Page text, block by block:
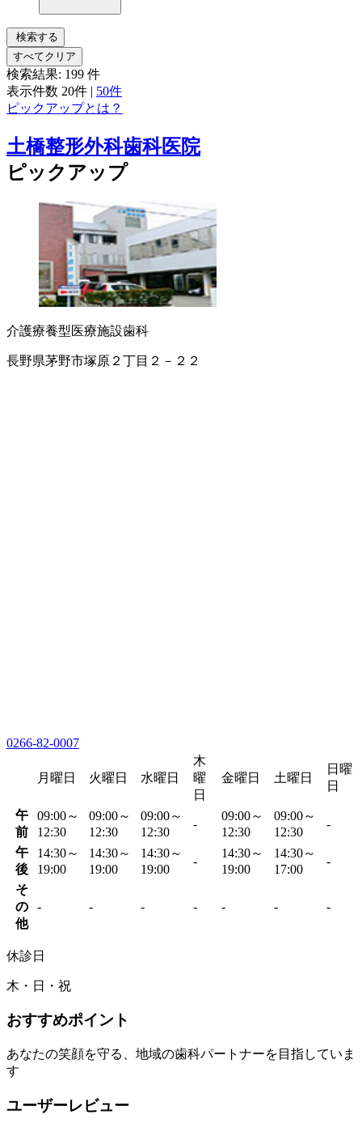
検索する
すべてクリア
検索結果: 199 件
表示件数 20件 | 50件
ピックアップとは？
土橋整形外科歯科医院
ピックアップ
介護療養型医療施設歯科
長野県茅野市塚原２丁目２－２２
0266-82-0007
月曜日 火曜日 水曜日
木
曜
日
金曜日 土曜日
日曜
日
午
前
09:00～
12:30
09:00～
12:30
09:00～
12:30
-
09:00～
12:30
09:00～
12:30
-
午
後
14:30～
19:00
14:30～
19:00
14:30～
19:00
-
14:30～
19:00
14:30～
17:00
-
そ
の
他
- - - - - - -
休診日
木・日・祝
おすすめポイント
あなたの笑顔を守る、地域の歯科パートナーを目指していま
す
ユーザーレビュー